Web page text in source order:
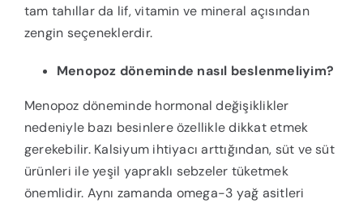
tam tahıllar da lif, vitamin ve mineral açısından
zengin seçeneklerdir.
Menopoz döneminde nasıl beslenmeliyim?
Menopoz döneminde hormonal değişiklikler
nedeniyle bazı besinlere özellikle dikkat etmek
gerekebilir. Kalsiyum ihtiyacı arttığından, süt ve süt
ürünleri ile yeşil yapraklı sebzeler tüketmek
önemlidir. Aynı zamanda omega-3 yağ asitleri